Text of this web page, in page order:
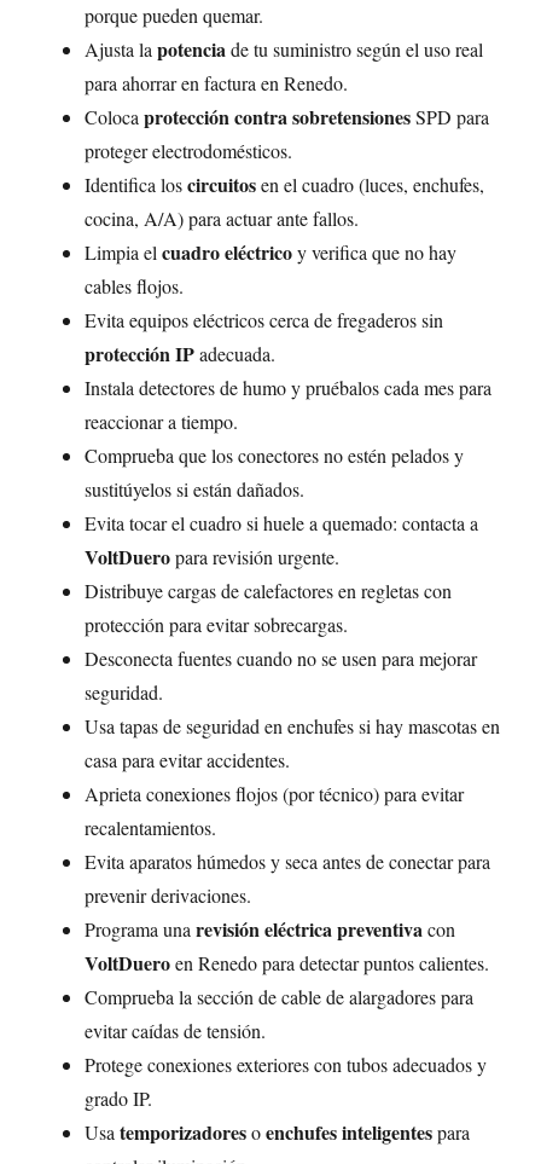
porque pueden quemar.
Ajusta la potenciade tu suministro según el uso real
para ahorrar en factura en Renedo.
Coloca protección contra sobretensionesSPD para
proteger electrodomésticos.
Identifica loscircuitosen el cuadro (luces, enchufes,
cocina, A/A) para actuar ante fallos.
Limpia el cuadro eléctricoy verifica que no hay
cables flojos.
Evita equipos eléctricos cerca de fregaderos sin
protección IPadecuada.
Instala detectores de humo y pruébalos cada mes para
reaccionar a tiempo.
Comprueba que los conectores no estén pelados y
sustitúyelos si están dañados.
Evita tocar el cuadro si huele a quemado: contacta a
VoltDueropara revisión urgente.
Distribuye cargas de calefactores en regletas con
protección para evitar sobrecargas.
Desconecta fuentes cuando no se usen para mejorar
seguridad.
Usa tapas de seguridad en enchufes si hay mascotas en
casa para evitar accidentes.
Aprieta conexiones flojos (por técnico) para evitar
recalentamientos.
Evita aparatos húmedos y seca antes de conectar para
prevenir derivaciones.
Programa una revisión eléctrica preventivacon
VoltDueroen Renedo para detectar puntos calientes.
Comprueba la sección de cable de alargadores para
evitar caídas de tensión.
Protege conexiones exteriores con tubos adecuados y
grado IP.
Usa temporizadoresoenchufes inteligentespara